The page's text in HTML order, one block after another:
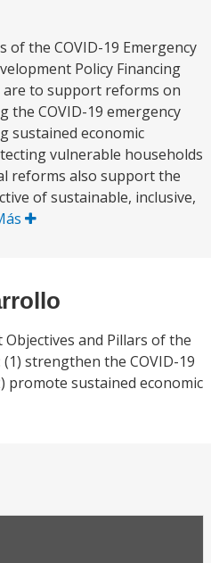
of the COVID-19 Emergency
Policy Financing
are to support reforms on
COVID-19 emergency
sustained economic
vulnerable households
reforms also support the
of sustainable, inclusive,
and Pillars of the
strengthen the COVID-19
promote sustained economic